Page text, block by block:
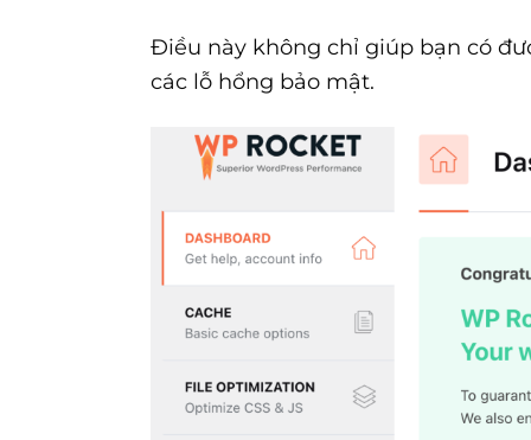
Điều này không chỉ giúp bạn có
các lỗ hổng bảo mật.